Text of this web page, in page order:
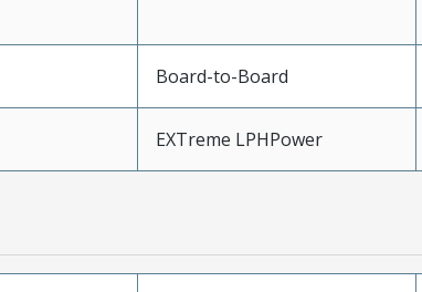
Board-to-Board
EXTreme LPHPower